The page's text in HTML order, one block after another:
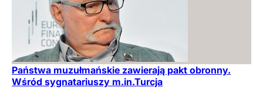
Państwa muzułmańskie zawierają pakt obronny.
Wśród sygnatariuszy m.in.Turcja